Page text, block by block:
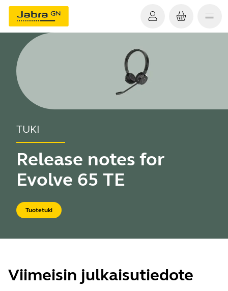
TUKI
Release notes for
Evolve 65 TE
Tuotetuki
Viimeisin julkaisutiedote